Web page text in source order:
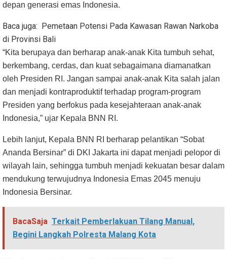
depan generasi emas Indonesia.
Baca juga:
Pemetaan Potensi Pada Kawasan Rawan Narkoba
di Provinsi Bali
“Kita berupaya dan berharap anak-anak Kita tumbuh sehat,
berkembang, cerdas, dan kuat sebagaimana diamanatkan
oleh Presiden RI. Jangan sampai anak-anak Kita salah jalan
dan menjadi kontraproduktif terhadap program-program
Presiden yang berfokus pada kesejahteraan anak-anak
Indonesia,” ujar Kepala BNN RI.
Lebih lanjut, Kepala BNN RI berharap pelantikan “Sobat
Ananda Bersinar” di DKI Jakarta ini dapat menjadi pelopor di
wilayah lain, sehingga tumbuh menjadi kekuatan besar dalam
mendukung terwujudnya Indonesia Emas 2045 menuju
Indonesia Bersinar.
BacaSaja Terkait Pemberlakuan Tilang Manual,
Begini Langkah Polresta Malang Kota